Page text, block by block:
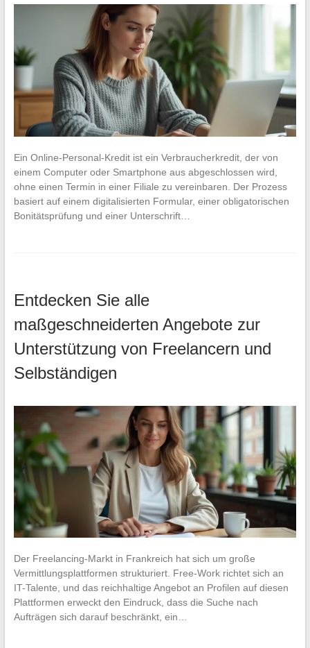
Ein Online-Personal-Kredit ist ein Verbraucherkredit, der von
einem Computer oder Smartphone aus abgeschlossen wird,
ohne einen Termin in einer Filiale zu vereinbaren. Der Prozess
basiert auf einem digitalisierten Formular, einer obligatorischen
Bonitätsprüfung und einer Unterschrift…
Entdecken Sie alle
maßgeschneiderten Angebote zur
Unterstützung von Freelancern und
Selbständigen
Der Freelancing-Markt in Frankreich hat sich um große
Vermittlungsplattformen strukturiert. Free-Work richtet sich an
IT-Talente, und das reichhaltige Angebot an Profilen auf diesen
Plattformen erweckt den Eindruck, dass die Suche nach
Aufträgen sich darauf beschränkt, ein…